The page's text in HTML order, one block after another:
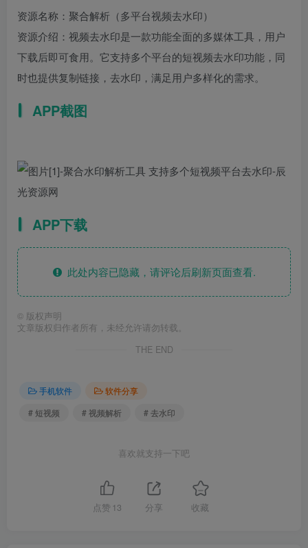
资源名称：聚合解析（多平台视频去水印）
资源介绍：视频去水印是一款功能全面的多媒体工具，用户
下载后即可食用。它支持多个平台的短视频去水印功能，同
时也提供复制链接，去水印，满足用户多样化的需求。
APP截图
APP下载
此处内容已隐藏，请评论后刷新页面查看.
© 版权声明
文章版权归作者所有，未经允许请勿转载。
THE END
手机软件
软件分享
# 短视频
# 视频解析 # 去水印
喜欢就支持一下吧
点赞 13 分享 收藏